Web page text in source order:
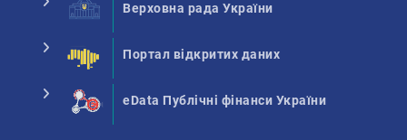
Верховна рада України
Портал відкритих даних
eData Публічні фінанси України